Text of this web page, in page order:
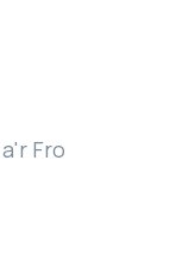
Fro